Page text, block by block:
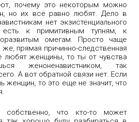
почему это некоторым можно
но их всё равно любят. Дело в
нет экзистенциального
к примитивным тупням, к
омегам. Просто чаще
же, прямая причинно-следственная
любят женщины, то ты от чувства
женоненавистником, так
А вот обратной связи нет. Если
женщин, то это еще не значит, что
что кто-то может